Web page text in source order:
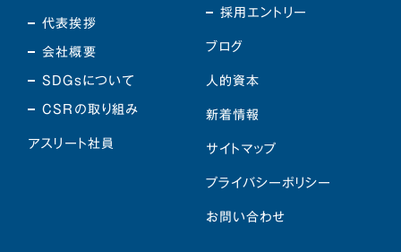
代表挨拶
会社概要
SDGsについて
CSRの取り組み
アスリート社員
採用エントリー
ブログ
人的資本
新着情報
サイトマップ
プライバシーポリシー
お問い合わせ